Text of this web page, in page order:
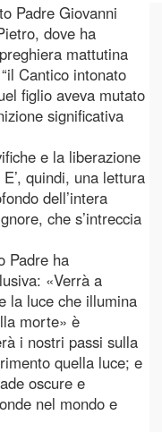
Padre Giovanni
dove ha
mattutina
Cantico intonato
figlio aveva mutato
significativa
e la liberazione
quindi, una lettura
dell’intera
che s’intreccia
Padre ha
«Verrà a
la luce che illumina
morte» è
i nostri passi sulla
quella luce; e
oscure e
nel mondo e